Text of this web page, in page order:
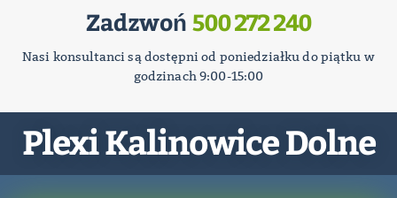
Zadzwoń 500 272 240
Nasi konsultanci są dostępni od poniedziałku do piątku w
godzinach 9:00-15:00
Plexi Kalinowice Dolne